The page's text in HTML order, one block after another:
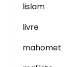
lislam
livre
mahomet